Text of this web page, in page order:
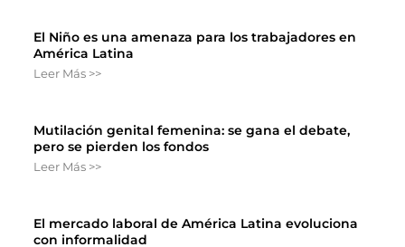
El Niño es una amenaza para los trabajadores en
América Latina
Leer Más >>
Mutilación genital femenina: se gana el debate,
pero se pierden los fondos
Leer Más >>
El mercado laboral de América Latina evoluciona
con informalidad